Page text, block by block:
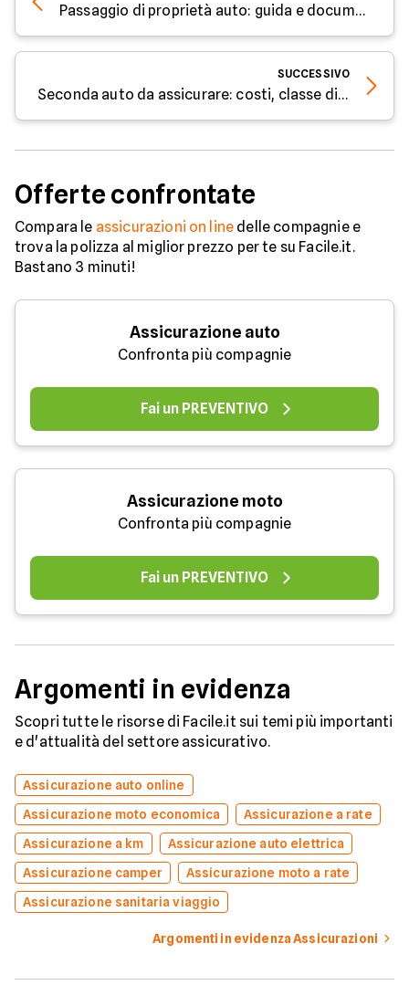
Passaggio di proprietà auto: guida e documenti necessari
SUCCESSIVO
Seconda auto da assicurare: costi, classe di merito e RC Familiare
Offerte confrontate
Compara le assicurazioni on line delle compagnie e
trova la polizza al miglior prezzo per te su Facile.it.
Bastano 3 minuti!
Assicurazione auto
Confronta più compagnie
Fai un PREVENTIVO
Assicurazione moto
Confronta più compagnie
Fai un PREVENTIVO
Argomenti in evidenza
Scopri tutte le risorse di Facile.it sui temi più importanti
e d'attualità del settore assicurativo.
Assicurazione auto online
Assicurazione moto economica
Assicurazione a rate
Assicurazione a km
Assicurazione auto elettrica
Assicurazione camper
Assicurazione moto a rate
Assicurazione sanitaria viaggio
Argomenti in evidenza Assicurazioni